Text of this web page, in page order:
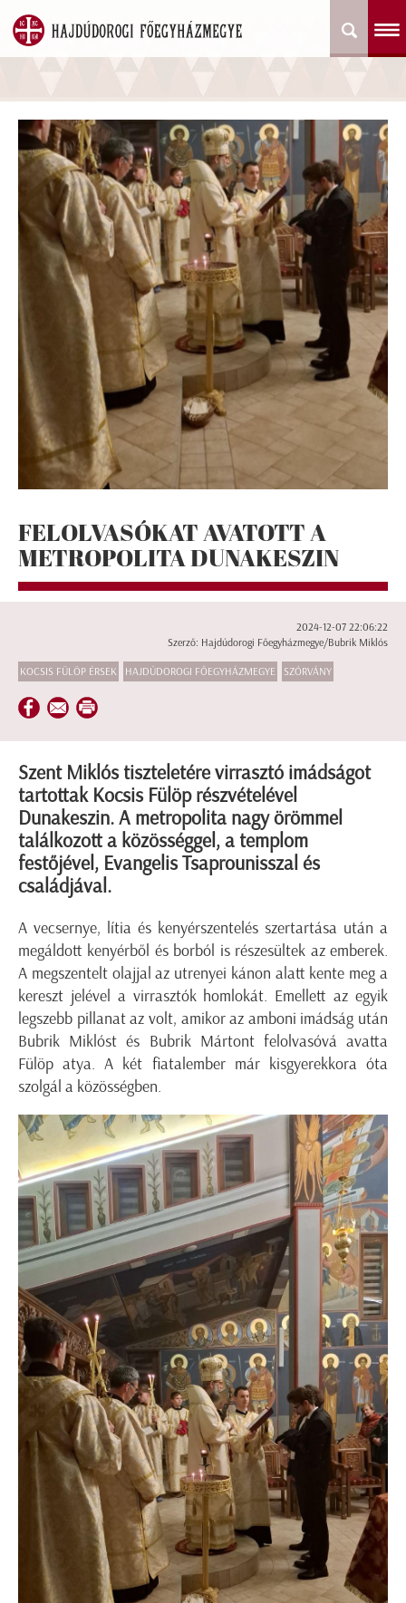
FELOLVASÓKAT AVATOTT A
METROPOLITA DUNAKESZIN
2024-12-07 22:06:22
Szerző: Hajdúdorogi Főegyházmegye/Bubrik Miklós
KOCSIS FÜLÖP ÉRSEK HAJDÚDOROGI FŐEGYHÁZMEGYE SZÓRVÁNY
Szent Miklós tiszteletére virrasztó imádságot
tartottak Kocsis Fülöp részvételével
Dunakeszin. A metropolita nagy örömmel
találkozott a közösséggel, a templom
festőjével, Evangelis Tsaprounisszal és
családjával.
A vecsernye, lítia és kenyérszentelés szertartása után a
megáldott kenyérből és borból is részesültek az emberek.
A megszentelt olajjal az utrenyei kánon alatt kente meg a
kereszt jelével a virrasztók homlokát. Emellett az egyik
legszebb pillanat az volt, amikor az amboni imádság után
Bubrik Miklóst és Bubrik Mártont felolvasóvá avatta
Fülöp atya. A két fiatalember már kisgyerekkora óta
szolgál a közösségben.